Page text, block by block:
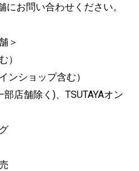
お問い合わせください。
＞
）
ンショップ含む）
店舗除く)、TSUTAYAオン